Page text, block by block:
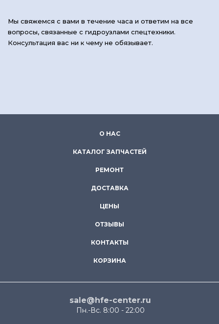
Мы свяжемся с вами в течение часа и ответим на все
вопросы, связанные с гидроузлами спецтехники.
Консультация вас ни к чему не обязывает.
О НАС
КАТАЛОГ ЗАПЧАСТЕЙ
РЕМОНТ
ДОСТАВКА
ЦЕНЫ
ОТЗЫВЫ
КОНТАКТЫ
КОРЗИНА
sale@hfe-center.ru
Пн.-Вс. 8:00 - 22:00